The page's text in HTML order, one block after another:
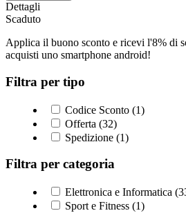
Dettagli
Scaduto
Applica il buono sconto e ricevi l'8% di
acquisti uno smartphone android!
Filtra per tipo
Codice Sconto (1)
Offerta (32)
Spedizione (1)
Filtra per categoria
Elettronica e Informatica
Sport e Fitness (1)